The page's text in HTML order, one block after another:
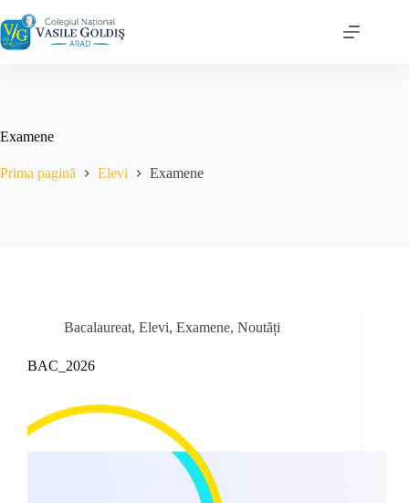
la
conținut
Examene
Prima pagină Elevi Examene
Bacalaureat, Elevi, Examene, Noutăți
BAC_2026